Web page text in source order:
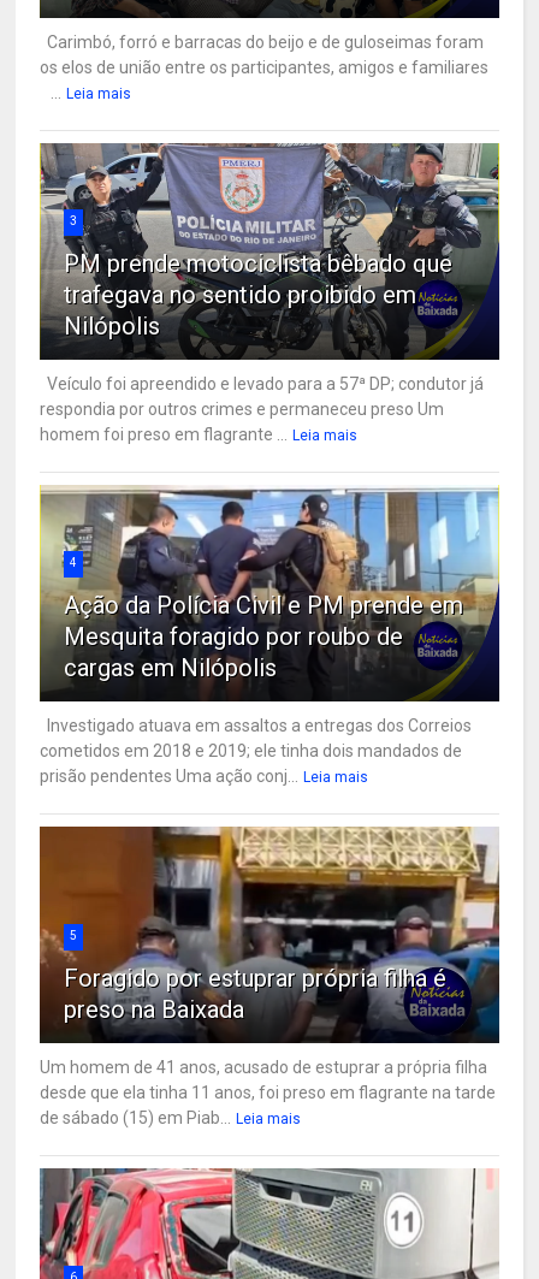
Carimbó, forró e barracas do beijo e de guloseimas foram
os elos de união entre os participantes, amigos e familiares
Leia mais
3
PM prende motociclista bêbado que
trafegava no sentido proibido em
Nilópolis
Veículo foi apreendido e levado para a 57ª DP; condutor já
respondia por outros crimes e permaneceu preso Um
homem foi preso em flagrante ...
Leia mais
4
Ação da Polícia Civil e PM prende em
Mesquita foragido por roubo de
cargas em Nilópolis
Investigado atuava em assaltos a entregas dos Correios
cometidos em 2018 e 2019; ele tinha dois mandados de
prisão pendentes Uma ação conj...
Leia mais
5
Foragido por estuprar própria filha é
preso na Baixada
Um homem de 41 anos, acusado de estuprar a própria filha
desde que ela tinha 11 anos, foi preso em flagrante na tarde
de sábado (15) em Piab...
Leia mais